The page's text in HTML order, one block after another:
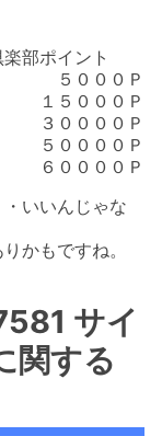
ポイント
０Ｐ
００Ｐ
００Ｐ
００Ｐ
００Ｐ
いいんじゃな
かもですね。
サイ
関する